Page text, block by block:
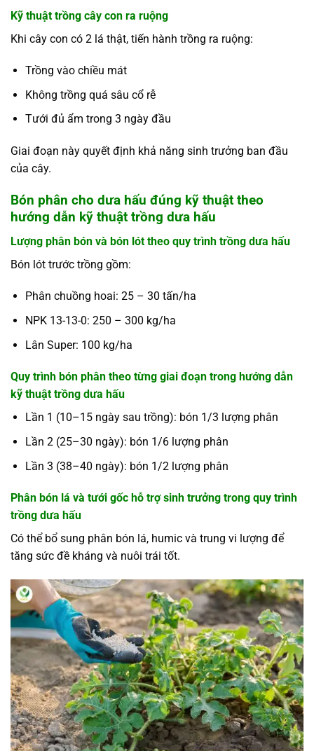
Kỹ thuật trồng cây con ra ruộng
Khi cây con có 2 lá thật, tiến hành trồng ra ruộng:
Trồng vào chiều mát
Không trồng quá sâu cổ rễ
Tưới đủ ẩm trong 3 ngày đầu
Giai đoạn này quyết định khả năng sinh trưởng ban đầu
của cây.
Bón phân cho dưa hấu đúng kỹ thuật theo
hướng dẫn kỹ thuật trồng dưa hấu
Lượng phân bón và bón lót theo quy trình trồng dưa hấu
Bón lót trước trồng gồm:
Phân chuồng hoai: 25 – 30 tấn/ha
NPK 13-13-0: 250 – 300 kg/ha
Lân Super: 100 kg/ha
Quy trình bón phân theo từng giai đoạn trong hướng dẫn
kỹ thuật trồng dưa hấu
Lần 1 (10–15 ngày sau trồng): bón 1/3 lượng phân
Lần 2 (25–30 ngày): bón 1/6 lượng phân
Lần 3 (38–40 ngày): bón 1/2 lượng phân
Phân bón lá và tưới gốc hỗ trợ sinh trưởng trong quy trình
trồng dưa hấu
Có thể bổ sung phân bón lá, humic và trung vi lượng để
tăng sức đề kháng và nuôi trái tốt.